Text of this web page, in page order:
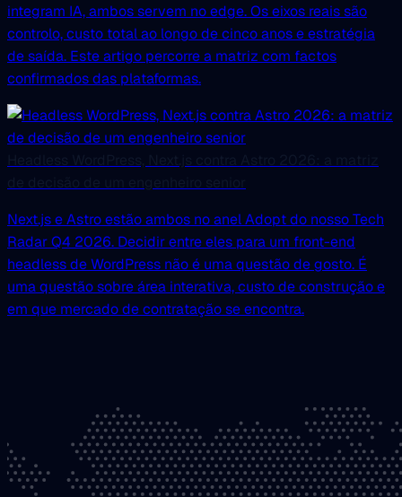
integram IA, ambos servem no edge. Os eixos reais são
controlo, custo total ao longo de cinco anos e estratégia
de saída. Este artigo percorre a matriz com factos
confirmados das plataformas.
Next.js e Astro estão ambos no anel Adopt do nosso Tech
Radar Q4 2026. Decidir entre eles para um front-end
headless de WordPress não é uma questão de gosto. É
uma questão sobre área interativa, custo de construção e
em que mercado de contratação se encontra.